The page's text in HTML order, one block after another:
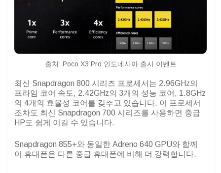
출처: Poco X3 Pro 인도네시아 출시 이벤트
최신 Snapdragon 800 시리즈 프로세서는 2.96GHz의
프라임 코어 속도, 2.42GHz의 3개의 성능 코어, 1.8GHz
의 4개의 효율성 코어를 갖추고 있습니다. 이 프로세서
조차도 최신 Snapdragon 700 시리즈를 사용하면 중급
HP도 쉽게 이길 수 있습니다.
Snapdragon 855+와 동일한 Adreno 640 GPU와 함께
이 휴대폰은 다른 중급 휴대폰에 비해 더 강력합니다.